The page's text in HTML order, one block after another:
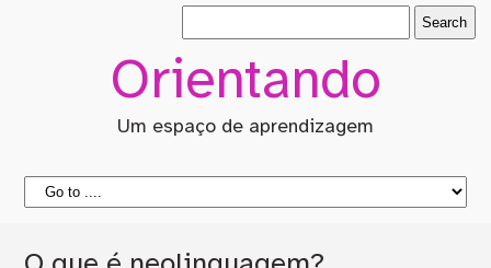
Orientando
Um espaço de aprendizagem